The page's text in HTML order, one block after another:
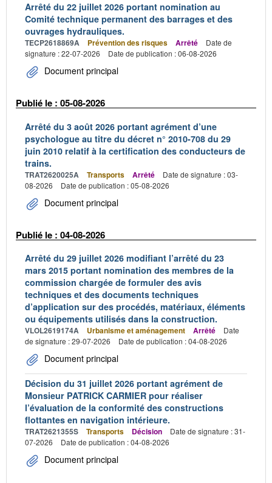
Arrêté du 22 juillet 2026 portant nomination au
Comité technique permanent des barrages et des
ouvrages hydrauliques.
TECP2618869A Prévention des risques Arrêté
Date de
signature : 22-07-2026
Date de publication : 06-08-2026
Document principal
Publié le : 05-08-2026
Arrêté du 3 août 2026 portant agrément d’une
psychologue au titre du décret n° 2010-708 du 29
juin 2010 relatif à la certification des conducteurs de
trains.
TRAT2620025A Transports Arrêté
Date de signature : 03-
08-2026
Date de publication : 05-08-2026
Document principal
Publié le : 04-08-2026
Arrêté du 29 juillet 2026 modifiant l’arrêté du 23
mars 2015 portant nomination des membres de la
commission chargée de formuler des avis
techniques et des documents techniques
d’application sur des procédés, matériaux, éléments
ou équipements utilisés dans la construction.
VLOL2619174A Urbanisme et aménagement Arrêté
Date
de signature : 29-07-2026
Date de publication : 04-08-2026
Document principal
Décision du 31 juillet 2026 portant agrément de
Monsieur PATRICK CARMIER pour réaliser
l’évaluation de la conformité des constructions
flottantes en navigation intérieure.
TRAT2621355S Transports Décision
Date de signature : 31-
07-2026
Date de publication : 04-08-2026
Document principal